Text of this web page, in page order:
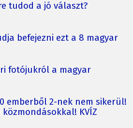
tudod a jó választ?
befejezni ezt a 8 magyar
fotójukról a magyar
emberből 2-nek nem sikerül!
KVÍZ